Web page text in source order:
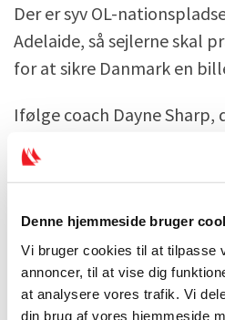
Denne hjemmeside bruger
Vi bruger cookies til at tilpasse
annoncer, til at vise dig
at analysere vores trafik. Vi
din brug af vores hjemmeside
Der er syv OL-
Adelaide, så sejlerne skal
for at sikre Danmark en
Ifølge coach Dayne Sharp,
erfaring som olympisk
gruppe lande, som sejler
danske sejlere at sikre OL-
- Hvis vores sejlere lever
er det bestemt muligt at